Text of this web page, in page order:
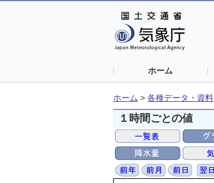
ホーム
ホーム > 各種データ・資料
１時間ごとの値